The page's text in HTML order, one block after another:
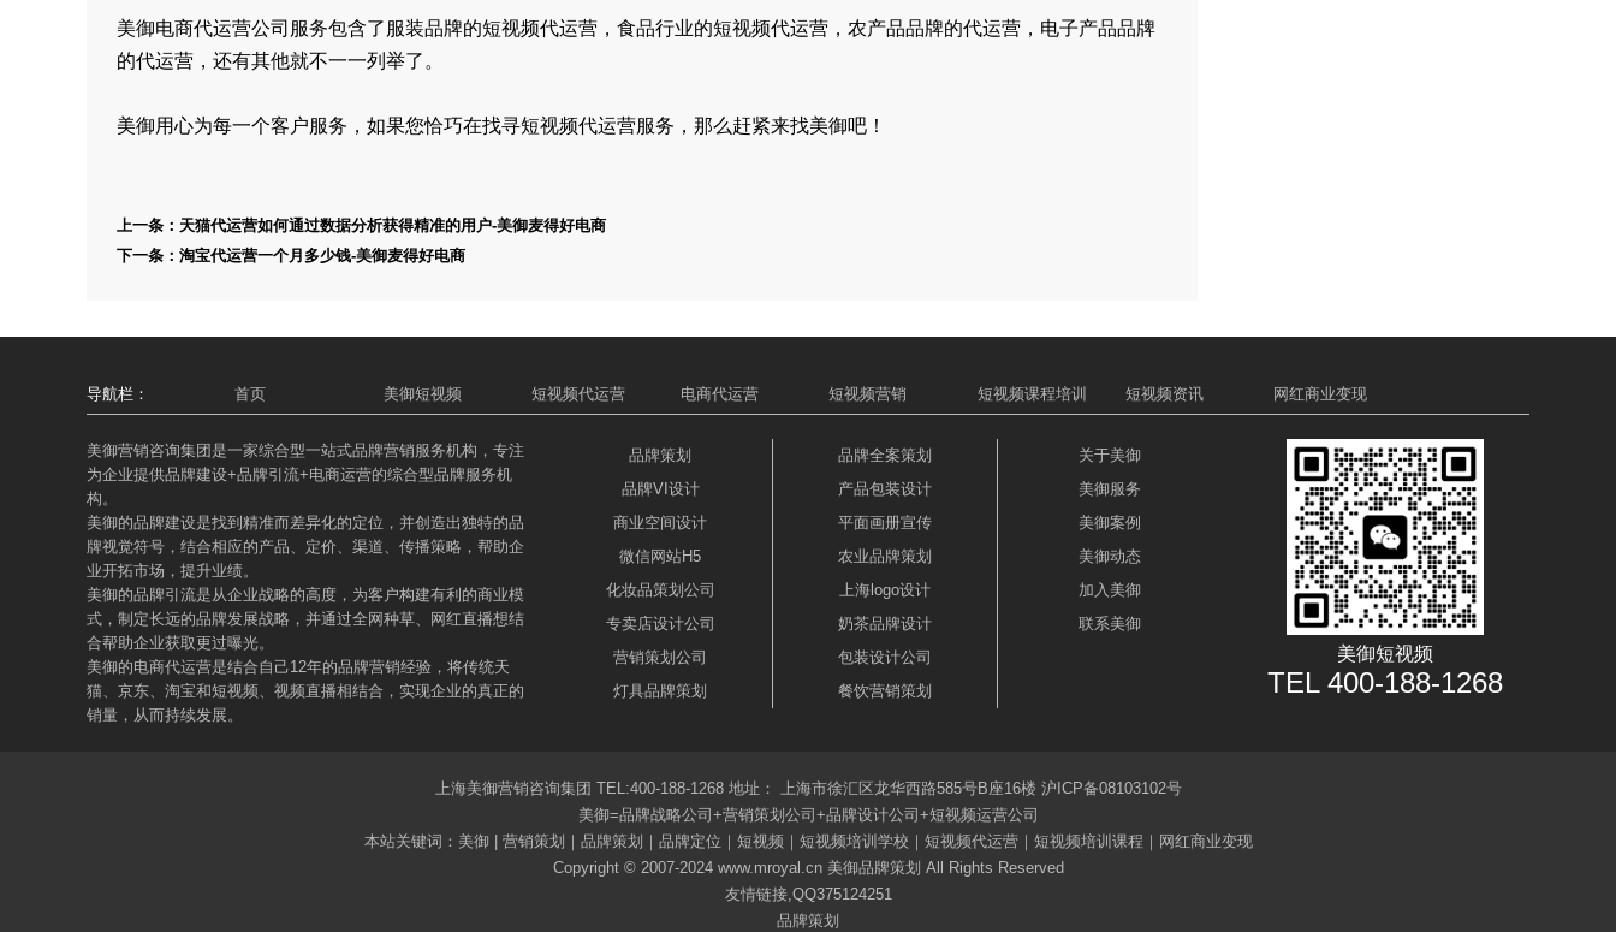
美御电商代运营公司服务包含了服装品牌的短视频代运营，食品行业的短视频代运营，农产品品牌的代运营，电子产品品牌
的代运营，还有其他就不一一列举了。
美御用心为每一个客户服务，如果您恰巧在找寻短视频代运营服务，那么赶紧来找美御吧！
上一条： 天猫代运营如何通过数据分析获得精准的用户-美御麦得好电商
下一条： ​淘宝代运营一个月多少钱-美御麦得好电商
导航栏： 首页 美御短视频 短视频代运营 电商代运营 短视频营销 短视频课程培训 短视频资讯 网红商业变现
美御营销咨询集团是一家综合型一站式品牌营销服务机构，专注
为企业提供品牌建设+品牌引流+电商运营的综合型品牌服务机
构。
美御的品牌建设是找到精准而差异化的定位，并创造出独特的品
牌视觉符号，结合相应的产品、定价、渠道、传播策略，帮助企
业开拓市场，提升业绩。
美御的品牌引流是从企业战略的高度，为客户构建有利的商业模
式，制定长远的品牌发展战略，并通过全网种草、网红直播想结
合帮助企业获取更过曝光。
美御的电商代运营是结合自己12年的品牌营销经验，将传统天
猫、京东、淘宝和短视频、视频直播相结合，实现企业的真正的
销量，从而持续发展。
品牌策划
品牌VI设计
商业空间设计
微信网站H5
化妆品策划公司
专卖店设计公司
营销策划公司
灯具品牌策划
品牌全案策划
产品包装设计
平面画册宣传
农业品牌策划
上海logo设计
奶茶品牌设计
包装设计公司
餐饮营销策划
关于美御
美御服务
美御案例
美御动态
加入美御
联系美御
美御短视频
TEL 400-188-1268
上海美御营销咨询集团 TEL:400-188-1268地址： 上海市徐汇区龙华西路585号B座16楼 沪ICP备08103102号
美御=品牌战略公司+营销策划公司+品牌设计公司+短视频运营公司
本站关键词：美御 | 营销策划｜品牌策划｜品牌定位｜短视频｜短视频培训学校｜短视频代运营｜短视频培训课程｜网红商业变现
Copyright © 2007-2024 www.mroyal.cn 美御品牌策划 All Rights Reserved
友情链接,QQ375124251
品牌策划